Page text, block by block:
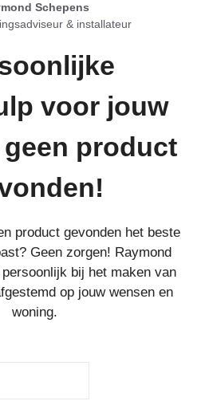
Schepens
& installateur
voor jouw
product
product gevonden het beste
Geen zorgen! Raymond
bij het maken van
op jouw wensen en
woning.